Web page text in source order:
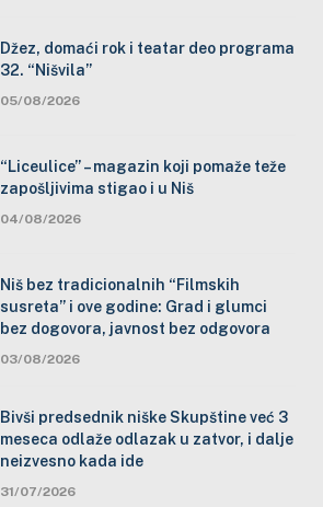
Džez, domaći rok i teatar deo programa
32. “Nišvila”
05/08/2026
“Liceulice” – magazin koji pomaže teže
zapošljivima stigao i u Niš
04/08/2026
Niš bez tradicionalnih “Filmskih
susreta” i ove godine: Grad i glumci
bez dogovora, javnost bez odgovora
03/08/2026
Bivši predsednik niške Skupštine već 3
meseca odlaže odlazak u zatvor, i dalje
neizvesno kada ide
31/07/2026